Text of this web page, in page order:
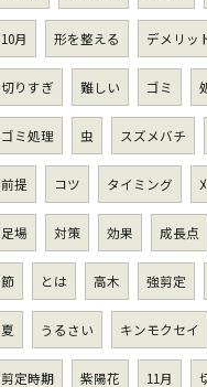
10月 形を整える デメリッ
切りすぎ 難しい ゴミ
ゴミ処理 虫 スズメバチ
前提 コツ タイミング
足場 対策 効果 成長点
節 とは 高木 強剪定
夏 うるさい キンモクセイ
剪定時期 紫陽花 11月